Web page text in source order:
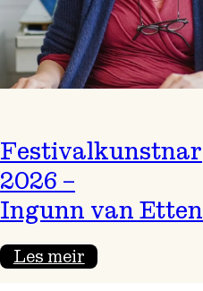
Festivalkunstnar
2026 –
Ingunn van Etten
Les meir: